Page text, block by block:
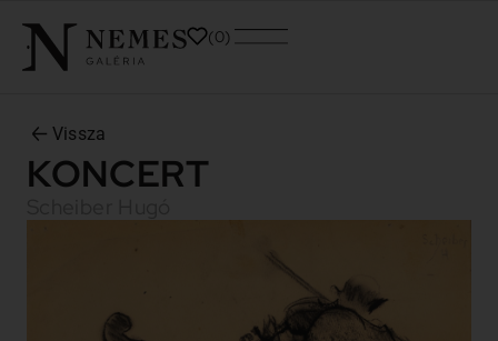
0
Vissza
KONCERT